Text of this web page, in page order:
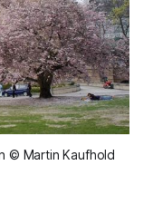
© Martin Kaufhold